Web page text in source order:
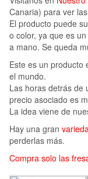
Canaria) para ver
El producto puede
o color, ya que es
a mano. Se queda
Este es un producto
el mundo.
Las horas detrás de
precio asociado es
La idea viene de
Hay una gran
perderlas más.
Compra solo las